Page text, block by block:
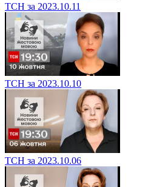
ТСН за 2023.10.11
ТСН за 2023.10.10
ТСН за 2023.10.06